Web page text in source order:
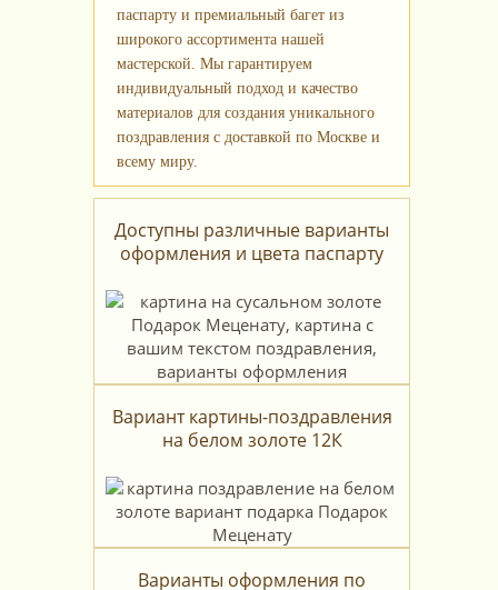
паспарту и премиальный багет из
широкого ассортимента нашей
мастерской. Мы гарантируем
индивидуальный подход и качество
материалов для создания уникального
поздравления с доставкой по Москве и
всему миру.
Доступны различные варианты
оформления и цвета паспарту
Вариант картины-поздравления
на белом золоте 12К
Варианты оформления по